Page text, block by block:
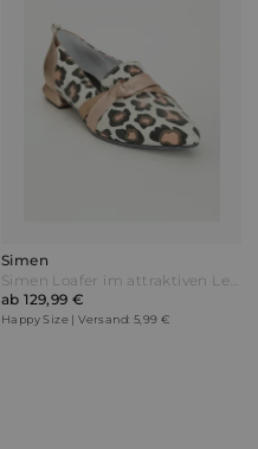
Simen
Simen Loafer im attraktiven Leo-Print Beige/Braun/Rosé
ab 129,99 €
Happy Size | Versand: 5,99 €